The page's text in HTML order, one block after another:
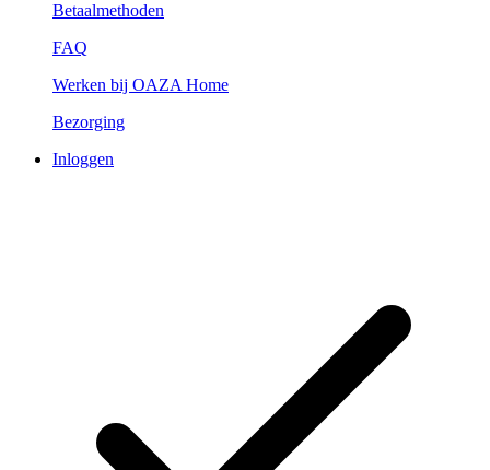
Betaalmethoden
FAQ
Werken bij OAZA Home
Bezorging
Inloggen